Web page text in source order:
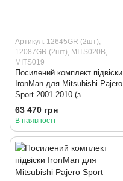
Артикул: 12645GR (2шт),
12087GR (2шт), MITS020B,
MITS019
Посилений комплект підвіски
IronMan для Mitsubishi Pajero
Sport 2001-2010 (з
газомасляними
амортизаторами)
63 470 грн
В наявності